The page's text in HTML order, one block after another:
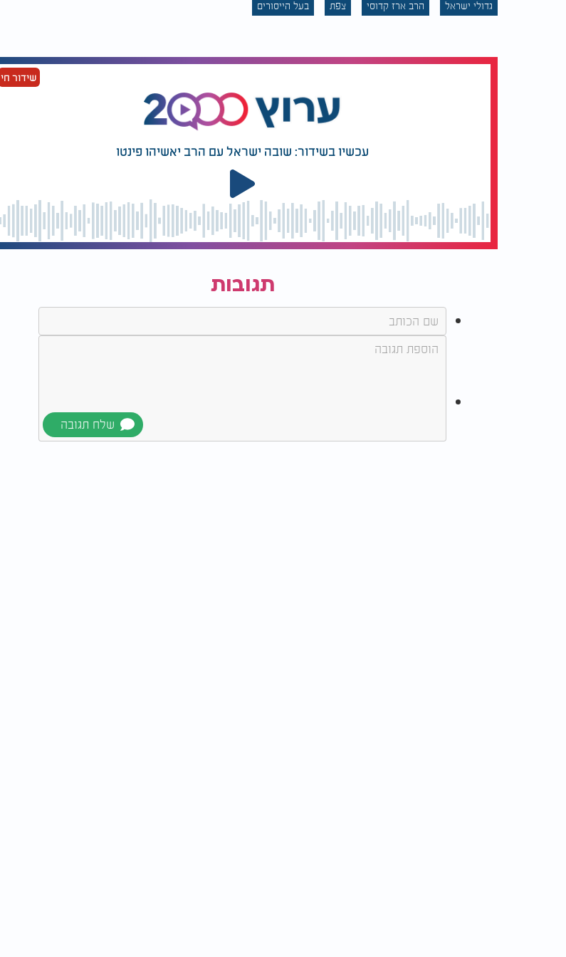
אחרי כן מדליקים נר לזכותו.
להידבק בקדושתו, אך הדבר נמנע: יש להדליק נר ולומר את שם הצדיק.
זכותם תגן עלינו, נזכה לבשורות נעימות וטובות, והקב"ה יבנה במהרה את בית במקדשינו, אמן.
גדולי ישראל הרב ארז קדוסי צפת בעל הייסורים
שידור חי
עכשיו בשידור: שובה ישראל עם הרב יאשיהו פינטו
תגובות